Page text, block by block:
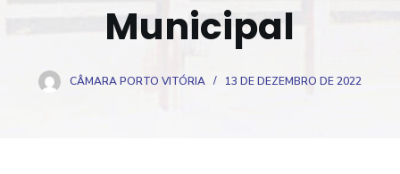
Municipal
CÂMARA PORTO VITÓRIA 13 DE DEZEMBRO DE 2022